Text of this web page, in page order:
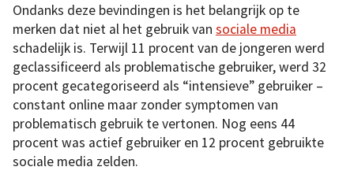
Ondanks deze bevindingen is het belangrijk op te
merken dat niet al het gebruik van sociale media
schadelijk is. Terwijl 11 procent van de jongeren werd
geclassificeerd als problematische gebruiker, werd 32
procent gecategoriseerd als “intensieve” gebruiker –
constant online maar zonder symptomen van
problematisch gebruik te vertonen. Nog eens 44
procent was actief gebruiker en 12 procent gebruikte
sociale media zelden.